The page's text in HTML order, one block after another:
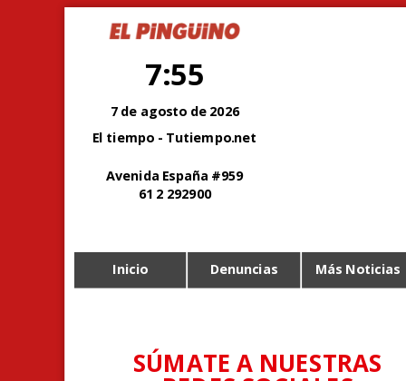
7:55
7 de agosto de 2026
El tiempo - Tutiempo.net
Avenida España #959
61 2 292900
Inicio Denuncias Más Noticias
SÚMATE A NUESTRAS